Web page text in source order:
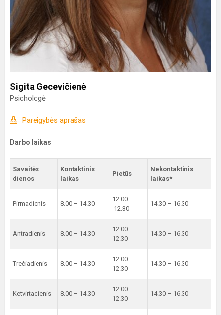
Sigita Gecevičienė
Psichologė
Pareigybės aprašas
Darbo laikas
Savaitės
dienos
Kontaktinis
laikas
Pietūs
Nekontaktinis
laikas*
Pirmadienis 8.00 – 14.30
12.00 –
12.30
14.30 – 16.30
Antradienis 8.00 – 14.30
12.00 –
12.30
14.30 – 16.30
Trečiadienis 8.00 – 14.30
12.00 –
12.30
14.30 – 16.30
Ketvirtadienis 8.00 – 14.30
12.00 –
12.30
14.30 – 16.30